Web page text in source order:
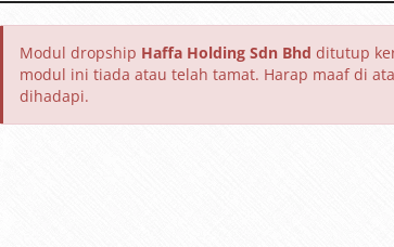
Modul dropship Haffa Holding Sdn Bhd ditutup
modul ini tiada atau telah tamat. Harap maaf di
dihadapi.